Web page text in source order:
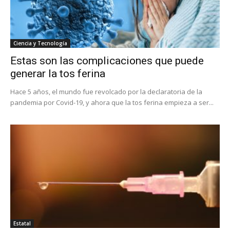
Ciencia y Tecnología
Estas son las complicaciones que puede
generar la tos ferina
Hace 5 años, el mundo fue revolcado por la declaratoria de la
pandemia por Covid-19, y ahora que la tos ferina empieza a ser...
Estatal